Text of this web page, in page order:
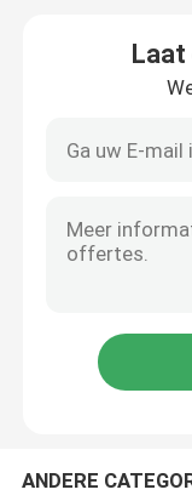
Spunlace niet-
Akoestische
Gekleurde
Holle
Laat
ANDERE